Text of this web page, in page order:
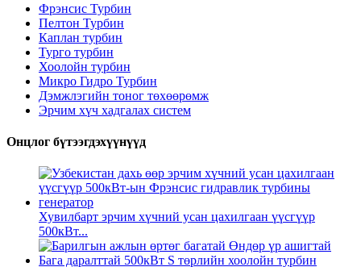
Фрэнсис Турбин
Пелтон Турбин
Каплан турбин
Турго турбин
Хоолойн турбин
Микро Гидро Турбин
Дэмжлэгийн тоног төхөөрөмж
Эрчим хүч хадгалах систем
Онцлог бүтээгдэхүүнүүд
Хувилбарт эрчим хүчний усан цахилгаан үүсгүүр
500кВт...